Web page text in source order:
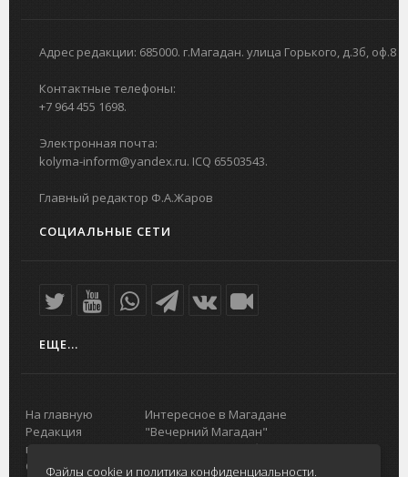
Адрес редакции: 685000. г.Магадан. улица Горького, д.3б, оф.8
Контактные телефоны:
+7 964 455 1698.
Электронная почта:
kolyma-inform@yandex.ru. ICQ 65503543.
Главный редактор Ф.А.Жаров
СОЦИАЛЬНЫЕ СЕТИ
ЕЩЕ...
На главную
Редакция
портала
О проекте
Интересное в Магадане
"Вечерний Магадан"
Городская доска объявлений
Реклама
Файлы cookie и политика конфиденциальности.